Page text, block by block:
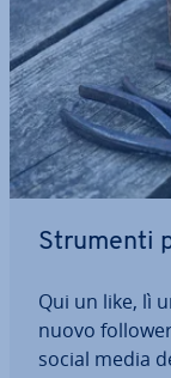
Strumenti
Qui un like, lì
nuovo
social media